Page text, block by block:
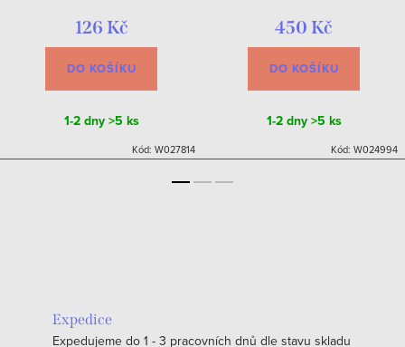
126 Kč
DO KOŠÍKU
1-2 dny>5 ks
Kód: W027814
450 Kč
DO KOŠÍKU
1-2 dny>5 ks
Kód: W024994
Expedice
Expedujeme do 1 - 3 pracovních dnů dle stavu skladu